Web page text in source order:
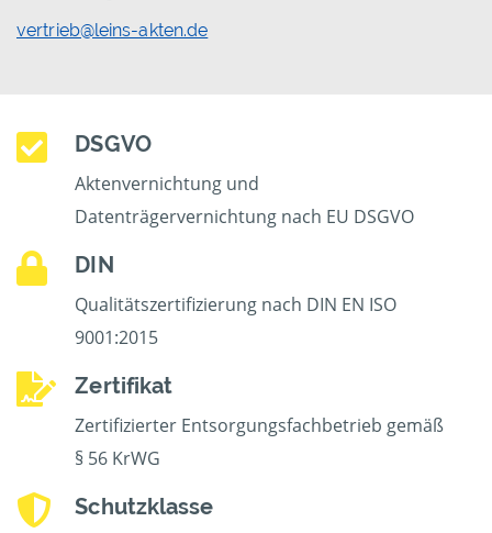
vertrieb@leins-akten.de
DSGVO
Aktenvernichtung und
Datenträgervernichtung nach EU DSGVO
DIN
Qualitätszertifizierung nach DIN EN ISO
9001:2015
Zertifikat
Zertifizierter Entsorgungsfachbetrieb gemäß
§ 56 KrWG
Schutzklasse